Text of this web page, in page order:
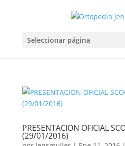
Seleccionar página
PRESENTACION OFICIAL
(29/01/2016)